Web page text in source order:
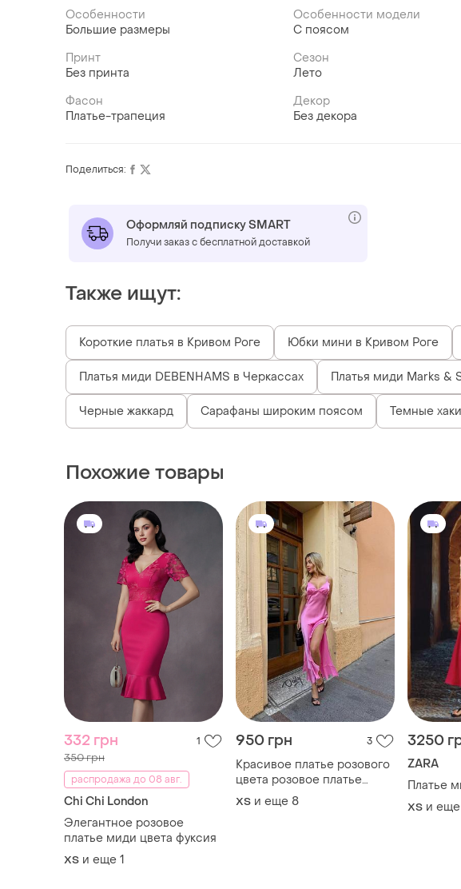
Особенности
Большие размеры
Особенности модели
С поясом
Принт
Без принта
Сезон
Лето
Фасон
Платье-трапеция
Декор
Без декора
Поделиться:
Оформляй подписку SMART
Получи заказ с бесплатной доставкой
Также ищут:
Короткие платья в Кривом Роге Юбки мини в Кривом Роге
Платья миди DEBENHAMS в Черкассах Платья миди Marks &
Черные жаккард Сарафаны широким поясом Темные
Похожие товары
332 грн 1
350 грн
распродажа до 08 авг.
Chi Chi London
Элегантное розовое
платье миди цвета фуксия
ХS и еще 1
950 грн 3
Красивое платье розового
цвета розовое платье
миди шелковое платье
шелковый шелк
ХS и еще 8
3250
ZARA
Платье
ХS и еще